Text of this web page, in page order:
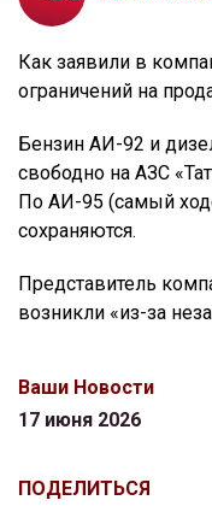
Как заявили в
ограничений на
Бензин АИ-92 и
свободно на АЗС
По АИ-95 (самый
сохраняются.
Представитель
возникли «из-за
Ваши Новости
17 июня 2026
ПОДЕЛИТЬСЯ